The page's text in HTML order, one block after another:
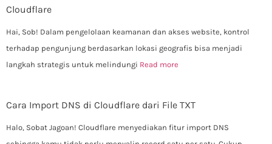
Cloudflare
Hai, Sob! Dalam pengelolaan keamanan dan akses website, kontrol
terhadap pengunjung berdasarkan lokasi geografis bisa menjadi
langkah strategis untuk melindungi Read more
Cara Import DNS di Cloudflare dari File TXT
Halo, Sobat Jagoan! Cloudflare menyediakan fitur import DNS